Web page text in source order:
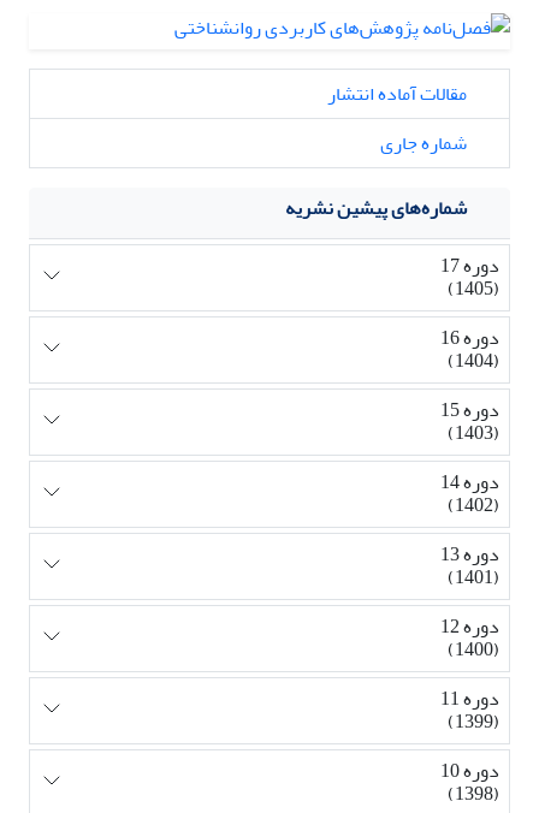
مقالات آماده انتشار
شماره جاری
شماره‌های پیشین نشریه
دوره 17
(1405)
دوره 16
(1404)
دوره 15
(1403)
دوره 14
(1402)
دوره 13
(1401)
دوره 12
(1400)
دوره 11
(1399)
دوره 10
(1398)